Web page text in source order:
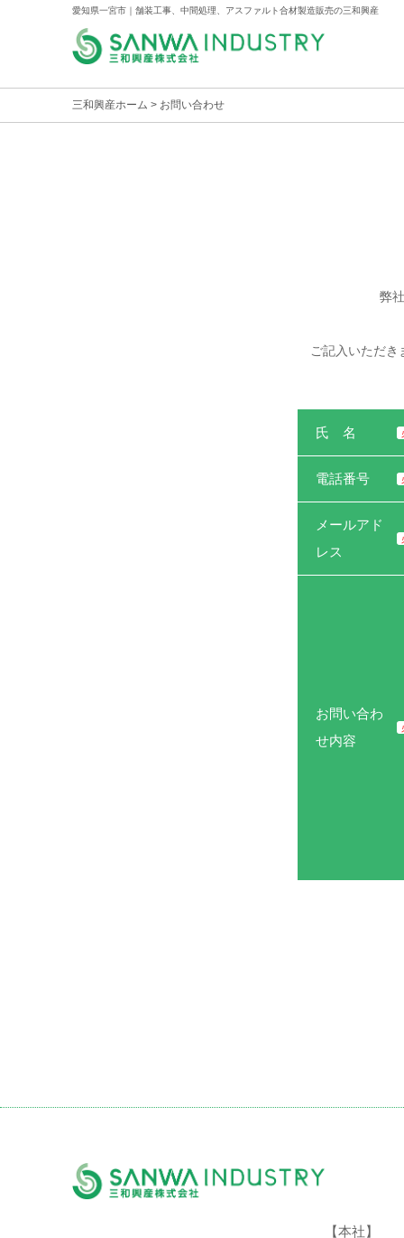
愛知県一宮市｜舗装工事、中間処理、アスファルト合材製造販売の三和興産
三和興産ホーム > お問い合わせ
弊
ご記入いただ
氏 名
電話番号
メールアド
レス
お問い合わ
せ内容
【本社】